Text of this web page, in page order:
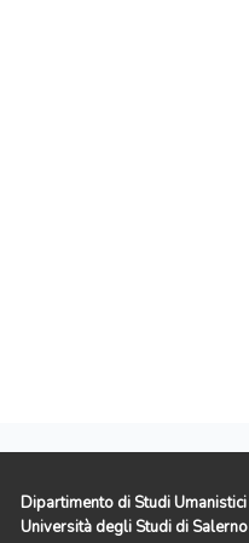
Dipartimento di Studi Umanistici
Università degli Studi di Salerno